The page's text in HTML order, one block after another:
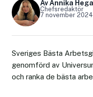
Av Annika
Chefsredaktör
7 november 2024
Sveriges Bästa
genomförd av
och ranka de bästa